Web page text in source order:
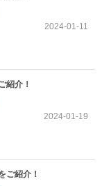
2024-01-11
紹介！
2024-01-19
ご紹介！